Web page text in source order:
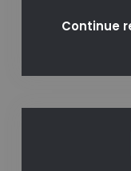
Continue